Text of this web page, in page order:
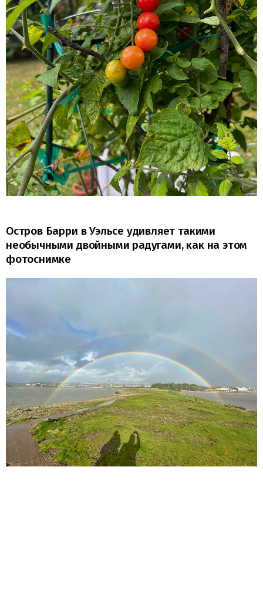
Остров Барри в Уэльсе удивляет такими
необычными двойными радугами, как на этом
фотоснимке